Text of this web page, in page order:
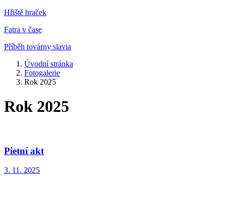
Hřiště hraček
Fatra v čase
Příběh továrny slavia
Úvodní stránka
Fotogalerie
Rok 2025
Rok 2025
Pietní akt
3. 11. 2025